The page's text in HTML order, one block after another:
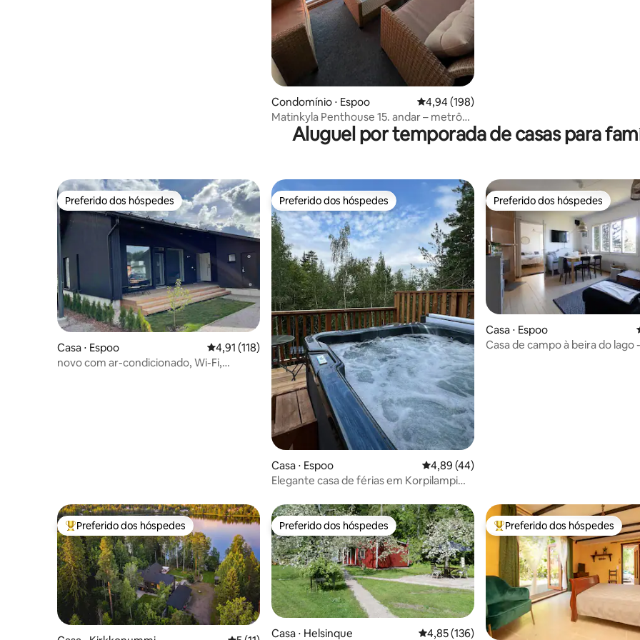
Condomínio ⋅ Espoo 4,94 de uma avaliação média de 5, 198
4,94 (198)
Matinkyla Penthouse 15. andar – metrô
para Helsinque
Aluguel por temporada de casas para
Preferido dos hóspedes
Preferido dos hóspedes
Casa ⋅ Espoo 4,91 de uma avaliação média de 5, 118 avaliações
4,91 (118)
novo com ar-condicionado, Wi-Fi,
Preferido dos hóspedes
Preferido dos hóspedes
Casa ⋅ Espoo 4,89 de uma avaliação média de 5, 44
4,89 (44)
Elegante casa de férias em Korpilampi
Preferido dos hóspedes
Preferido dos hóspedes
Casa ⋅ Espoo
Casa de campo à beira do lago
Entre os melhores preferidos dos hóspedes
Preferido dos hóspedes Preferido dos hóspedes
Preferido dos hóspedes
Casa ⋅ Helsinque 4,85 de uma avaliação média de 5, 136
4,85 (136)
Entre os melhores preferidos
Preferido dos hóspedes